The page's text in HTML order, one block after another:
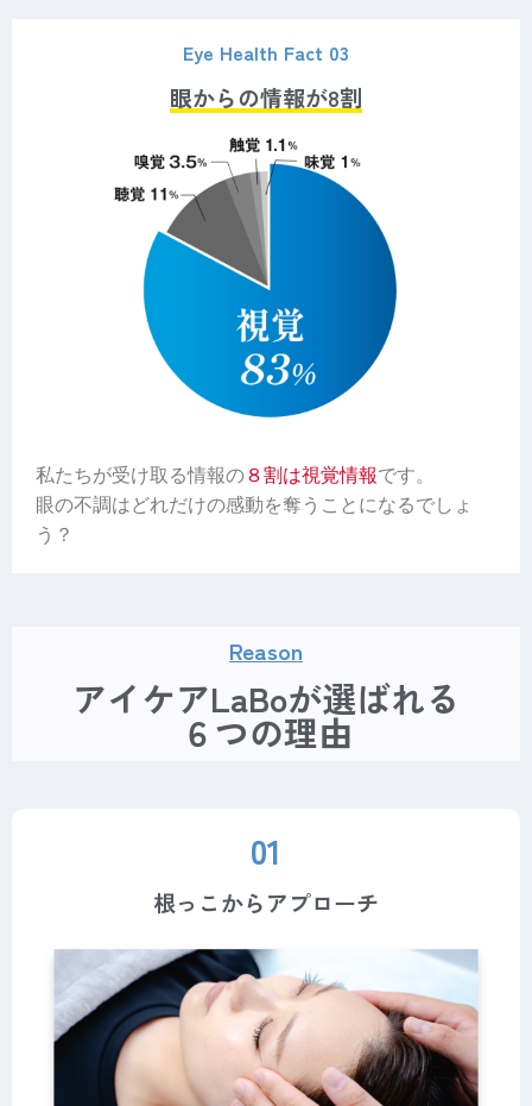
Eye Health Fact 03
眼からの情報が8割
私たちが受け取る情報の８割は視覚情報です。
眼の不調はどれだけの感動を奪うことになるでしょ
う？
Reason
アイケアLaBoが選ばれる
６つの理由
01
根っこからアプローチ